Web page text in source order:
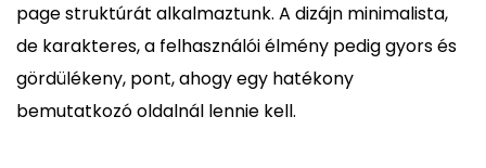
page struktúrát alkalmaztunk. A dizájn minimalista,
de karakteres, a felhasználói élmény pedig gyors és
gördülékeny, pont, ahogy egy hatékony
bemutatkozó oldalnál lennie kell.